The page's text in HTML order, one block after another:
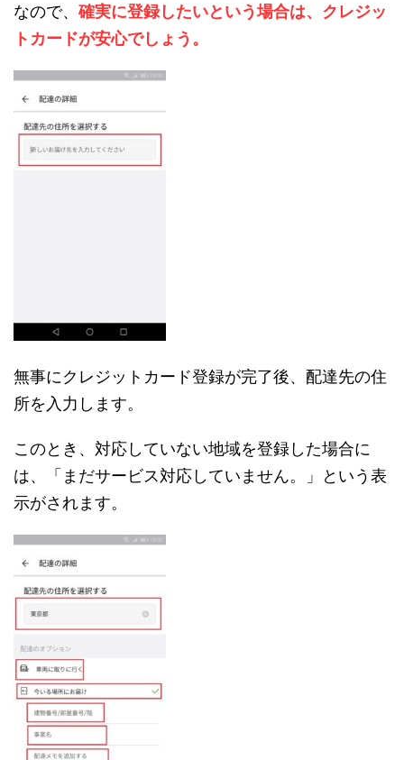
なので、確実に登録したいという場合は、クレジッ
トカードが安心でしょう。
無事にクレジットカード登録が完了後、配達先の住
所を入力します。
このとき、対応していない地域を登録した場合に
は、「まだサービス対応していません。」という表
示がされます。